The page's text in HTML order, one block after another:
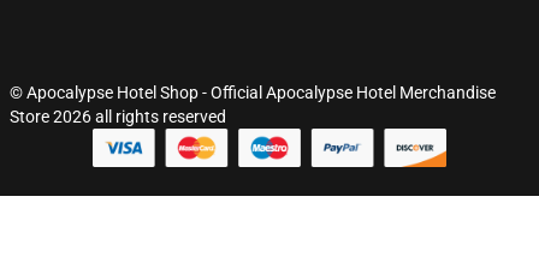
© Apocalypse Hotel Shop - Official Apocalypse Hotel Merchandise
Store 2026 all rights reserved